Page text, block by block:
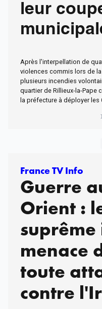
leur
Après l'interpellation de
violences commis lors de
plusieurs incendies
quartier de Rillieux-la-Pape
la préfecture à déployer les
France TV Info
Guerre
Orient :
menace
toute
contre